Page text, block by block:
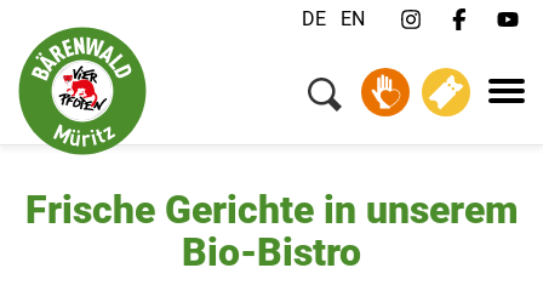
DE EN
Frische Gerichte in unserem
Bio-Bistro
Menü
Ihr Besuch
Tiere & Tierschutz
Jobs